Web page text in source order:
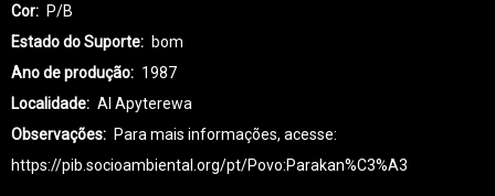
Cor
P/B
Estado do Suporte
bom
Ano de produção
1987
Localidade
AI Apyterewa
Observações
Para mais informações, acesse:
https://pib.socioambiental.org/pt/Povo:Parakan%C3%A3